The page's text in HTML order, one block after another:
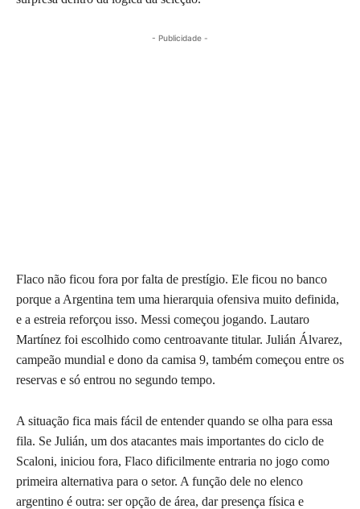
- Publicidade -
Flaco não ficou fora por falta de prestígio. Ele ficou no banco
porque a Argentina tem uma hierarquia ofensiva muito definida,
e a estreia reforçou isso. Messi começou jogando. Lautaro
Martínez foi escolhido como centroavante titular. Julián Álvarez,
campeão mundial e dono da camisa 9, também começou entre os
reservas e só entrou no segundo tempo.
A situação fica mais fácil de entender quando se olha para essa
fila. Se Julián, um dos atacantes mais importantes do ciclo de
Scaloni, iniciou fora, Flaco dificilmente entraria no jogo como
primeira alternativa para o setor. A função dele no elenco
argentino é outra: ser opção de área, dar presença física e